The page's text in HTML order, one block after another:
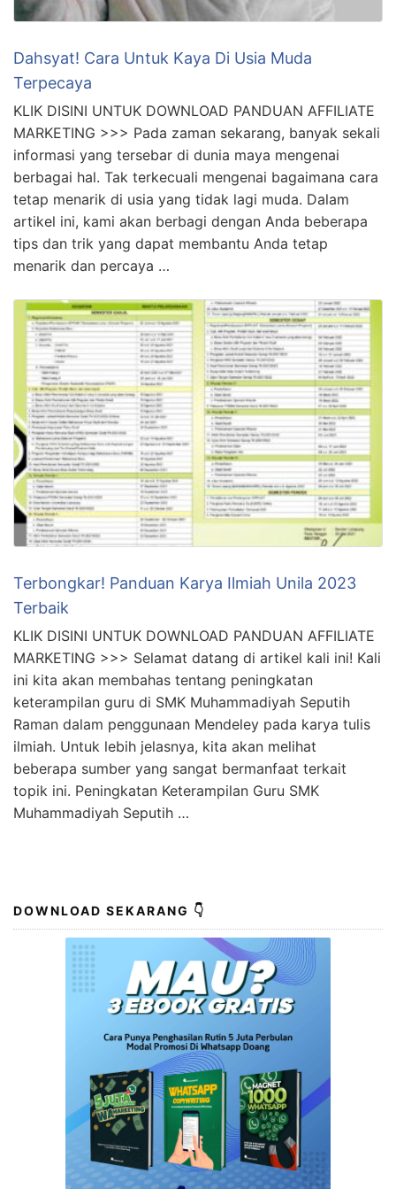
Dahsyat! Cara Untuk Kaya Di Usia Muda
Terpecaya
KLIK DISINI UNTUK DOWNLOAD PANDUAN AFFILIATE
MARKETING >>> Pada zaman sekarang, banyak sekali
informasi yang tersebar di dunia maya mengenai
berbagai hal. Tak terkecuali mengenai bagaimana cara
tetap menarik di usia yang tidak lagi muda. Dalam
artikel ini, kami akan berbagi dengan Anda beberapa
tips dan trik yang dapat membantu Anda tetap
menarik dan percaya …
Terbongkar! Panduan Karya Ilmiah Unila 2023
Terbaik
KLIK DISINI UNTUK DOWNLOAD PANDUAN AFFILIATE
MARKETING >>> Selamat datang di artikel kali ini! Kali
ini kita akan membahas tentang peningkatan
keterampilan guru di SMK Muhammadiyah Seputih
Raman dalam penggunaan Mendeley pada karya tulis
ilmiah. Untuk lebih jelasnya, kita akan melihat
beberapa sumber yang sangat bermanfaat terkait
topik ini. Peningkatan Keterampilan Guru SMK
Muhammadiyah Seputih …
DOWNLOAD SEKARANG 👇